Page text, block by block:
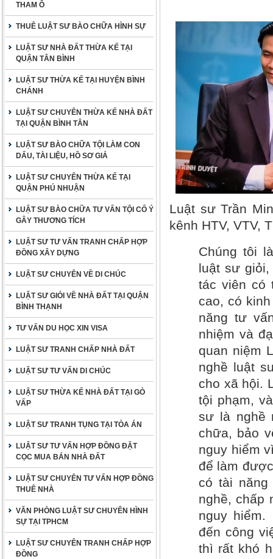
THAM Ô
THUÊ LUẬT SƯ BÀO CHỮA HÌNH SỰ
LUẬT SƯ NHÀ ĐẤT THỪA KẾ TẠI
QUẬN TÂN BÌNH
LUẬT SƯ THỪA KẾ TẠI HUYỆN BÌNH
CHÁNH
LUẬT SƯ CHUYÊN THỪA KẾ NHÀ ĐẤT
TẠI QUẬN BÌNH TÂN
LUẬT SƯ BÀO CHỮA TỘI LÀM CON
DẤU, TÀI LIỆU, HỒ SƠ GIẢ
LUẬT SƯ CHUYÊN THỪA KẾ TẠI
QUẬN PHÚ NHUẬN
LUẬT SƯ BÀO CHỮA TƯ VẤN TỘI CỐ Ý
GÂY THƯƠNG TÍCH
LUẬT SƯ TƯ VẤN TRANH CHẤP HỢP
ĐỒNG XÂY DỰNG
LUẬT SƯ CHUYÊN VỀ DI CHÚC
LUẬT SƯ GIỎI VỀ NHÀ ĐẤT TẠI QUẬN
BÌNH THẠNH
TƯ VẤN DU HỌC XIN VISA
LUẬT SƯ TRANH CHẤP NHÀ ĐẤT
LUẬT SƯ TƯ VẤN DI CHÚC
LUẬT SƯ THỪA KẾ NHÀ ĐẤT TẠI GÒ
VẤP
LUẬT SƯ TRANH TỤNG TẠI TÒA ÁN
LUẬT SƯ TƯ VẤN HỢP ĐỒNG ĐẶT
CỌC MUA BÁN NHÀ ĐẤT
LUẬT SƯ CHUYÊN TƯ VẤN HỢP ĐỒNG
THUÊ NHÀ
VĂN PHÒNG LUẬT SƯ CHUYÊN HÌNH
SỰ TẠI TPHCM
LUẬT SƯ CHUYÊN TRANH CHẤP HỢP
ĐỒNG
Luật sư Trần
kênh HTV, VTV,
Chúng tôi
luật sư giỏi,
tác viên có
cao, có
năng tư
nhiệm và
quan niệm
nghề luật
cho xã hội.
tội phạm,
sư là nghề
chữa, bảo
nguy hiểm
để làm
có tài năng
nghề, chấp
nguy
đến công
thì rất khó